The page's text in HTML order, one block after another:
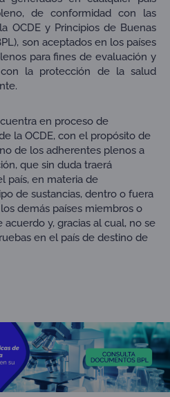
de conformidad con las
OCDE y Principios de Buenas
son aceptados en los países
para fines de evaluación y
la protección de la salud
en proceso de
la OCDE, con el propósito de
de los adherentes plenos a
que sin duda traerá
país, en materia de
de sustancias, dentro o fuera
demás países miembros o
y, gracias al cual, no se
en el país de destino de